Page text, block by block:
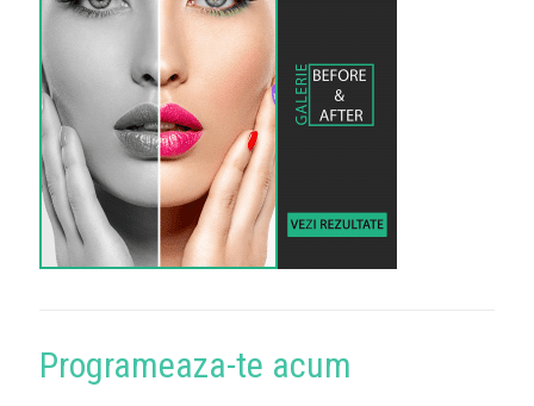
Programeaza-te acum